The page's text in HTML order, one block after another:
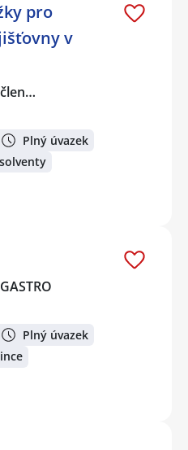
pro
v
Plný úvazek
Plný úvazek